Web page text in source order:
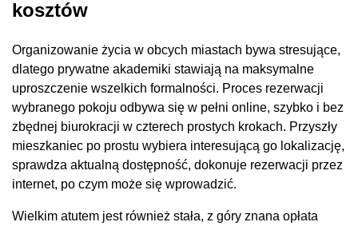
kosztów
Organizowanie życia w obcych miastach bywa stresujące,
dlatego prywatne akademiki stawiają na maksymalne
uproszczenie wszelkich formalności. Proces rezerwacji
wybranego pokoju odbywa się w pełni online, szybko i bez
zbędnej biurokracji w czterech prostych krokach. Przyszły
mieszkaniec po prostu wybiera interesującą go lokalizację,
sprawdza aktualną dostępność, dokonuje rezerwacji przez
internet, po czym może się wprowadzić.
Wielkim atutem jest również stała, z góry znana opłata